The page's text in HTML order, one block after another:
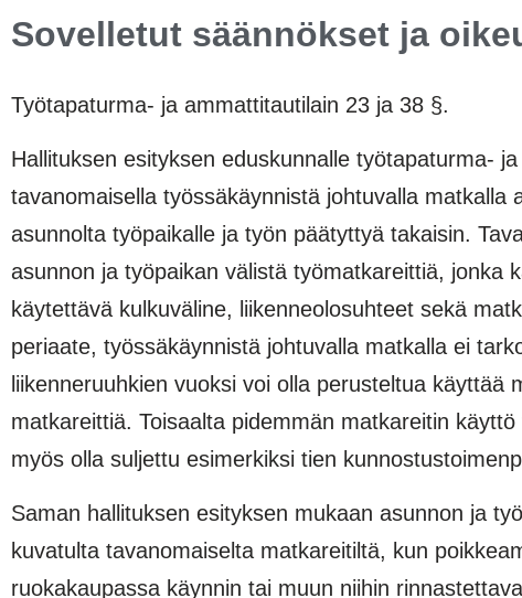
Sovelletut säännökset ja
Työtapaturma- ja ammattitautilain 23 ja 38 §.
Hallituksen esityksen eduskunnalle työtapaturma-
tavanomaisella työssäkäynnistä johtuvalla
asunnolta työpaikalle ja työn päätyttyä takaisin.
asunnon ja työpaikan välistä työmatkareittiä, jonka
käytettävä kulkuväline, liikenneolosuhteet sekä
periaate, työssäkäynnistä johtuvalla matkalla ei
liikenneruuhkien vuoksi voi olla perusteltua
matkareittiä. Toisaalta pidemmän matkareitin
myös olla suljettu esimerkiksi tien
Saman hallituksen esityksen mukaan asunnon ja
kuvatulta tavanomaiselta matkareitiltä, kun
ruokakaupassa käynnin tai muun niihin